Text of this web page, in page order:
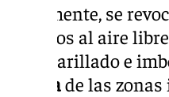
Igualmente, se
públicos al aire
alcantarillado e
basurade las zonas